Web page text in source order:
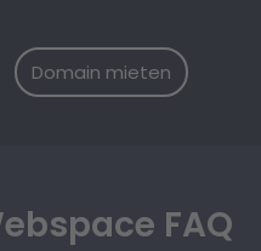
Domain mieten
FAQ